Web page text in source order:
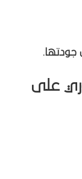
جودتها.
على